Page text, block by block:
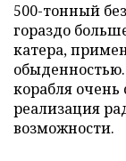
500-тонный
гораздо
катера,
корабля
реализация
возможности.